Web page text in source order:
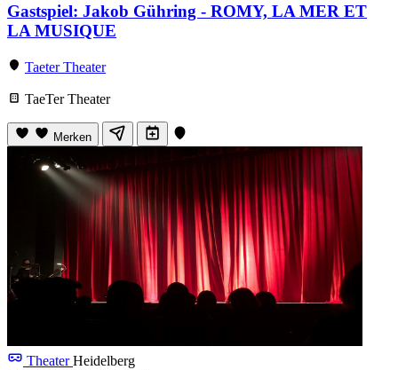
Gastspiel: Jakob Gühring - ROMY, LA MER ET
LA MUSIQUE
Taeter Theater
TaeTer Theater
Merken
TheaterHeidelberg